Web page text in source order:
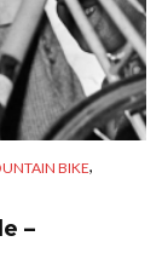
BIKE,
–